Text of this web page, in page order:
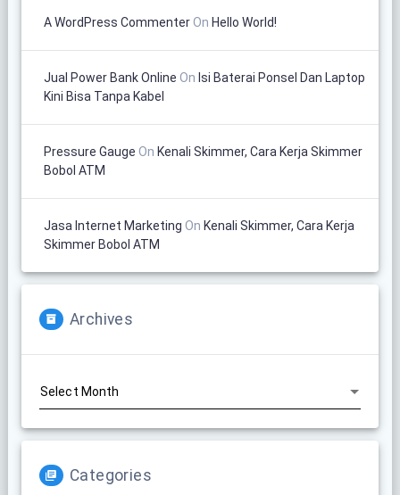
A WordPress CommenterOn Hello World!
Jual Power Bank Online On Isi Baterai Ponsel Dan Laptop
Kini Bisa Tanpa Kabel
Pressure Gauge On Kenali Skimmer, Cara Kerja Skimmer
Bobol ATM
Jasa Internet Marketing On Kenali Skimmer, Cara Kerja
Skimmer Bobol ATM
Archives
Categories